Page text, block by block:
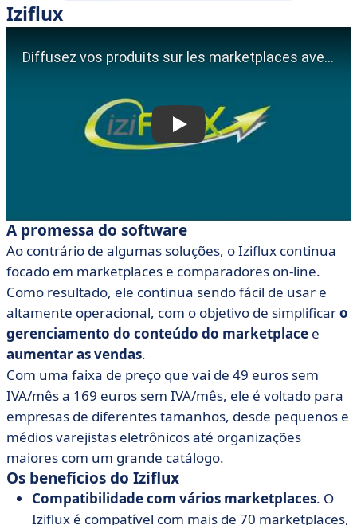
Iziflux
A promessa do software
Ao contrário de algumas soluções, o Iziflux continua
focado em marketplaces e comparadores on-line.
Como resultado, ele continua sendo fácil de usar e
altamente operacional, com o objetivo de simplificaro
gerenciamento do conteúdo do marketplace e
aumentar as vendas.
Com uma faixa de preço que vai de 49 euros sem
IVA/mês a 169 euros sem IVA/mês, ele é voltado para
empresas de diferentes tamanhos, desde pequenos e
médios varejistas eletrônicos até organizações
maiores com um grande catálogo.
Os benefícios do Iziflux
Compatibilidade com vários marketplaces. O
Iziflux é compatível com mais de 70 marketplaces,